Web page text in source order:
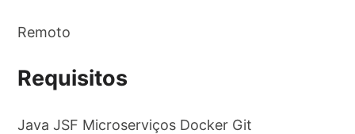
Remoto
Requisitos
Java JSF Microserviços Docker Git